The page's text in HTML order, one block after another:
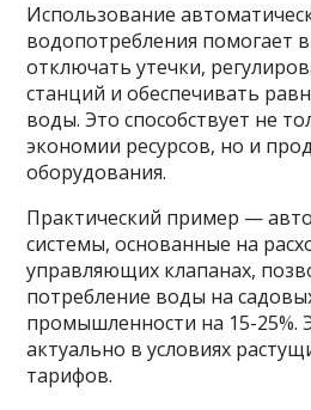
Использование
водопотребления помогает
отключать утечки,
станций и обеспечивать
воды. Это способствует не
экономии ресурсов, но и
оборудования.
Практический пример —
системы, основанные на
управляющих клапанах,
потребление воды на
промышленности на 15-25%.
актуально в условиях
тарифов.